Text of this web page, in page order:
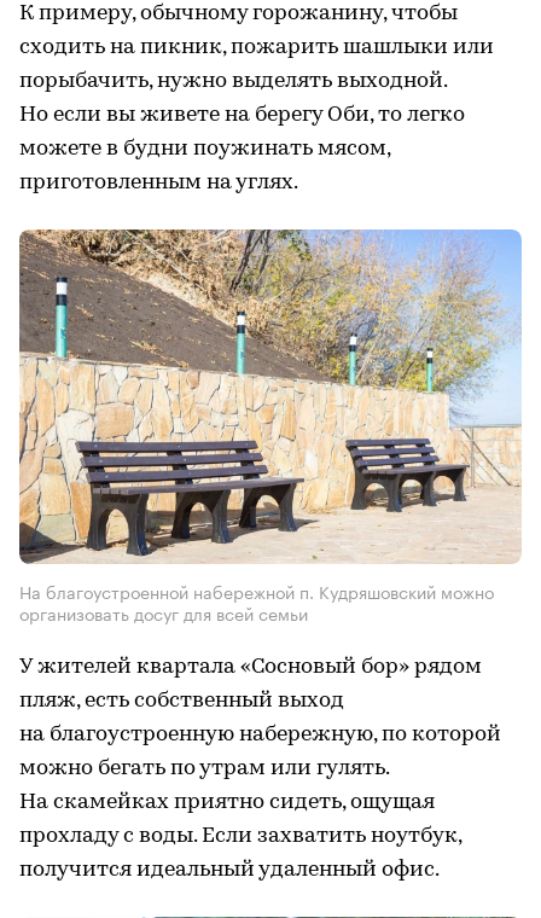
К примеру, обычному горожанину, чтобы
сходить на пикник, пожарить шашлыки или
порыбачить, нужно выделять выходной.
Но если вы живете на берегу Оби, то легко
можете в будни поужинать мясом,
приготовленным на углях.
На благоустроенной набережной п. Кудряшовский можно
организовать досуг для всей семьи
У жителей квартала «Сосновый бор» рядом
пляж, есть собственный выход
на благоустроенную набережную, по которой
можно бегать по утрам или гулять.
На скамейках приятно сидеть, ощущая
прохладу с воды. Если захватить ноутбук,
получится идеальный удаленный офис.